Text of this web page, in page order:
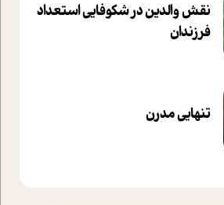
نقش والدین در شکوفا‌یی ا‌ستعداد
فرزندان‌
تنهایی مدرن